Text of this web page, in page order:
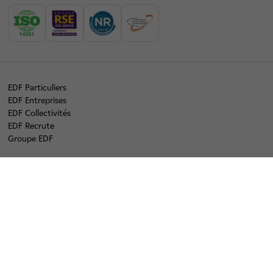
EDF Particuliers
EDF Entreprises
EDF Collectivités
EDF Recrute
Groupe EDF